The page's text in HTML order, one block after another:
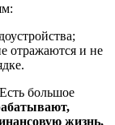
отражаются и не
большое
жизнь,